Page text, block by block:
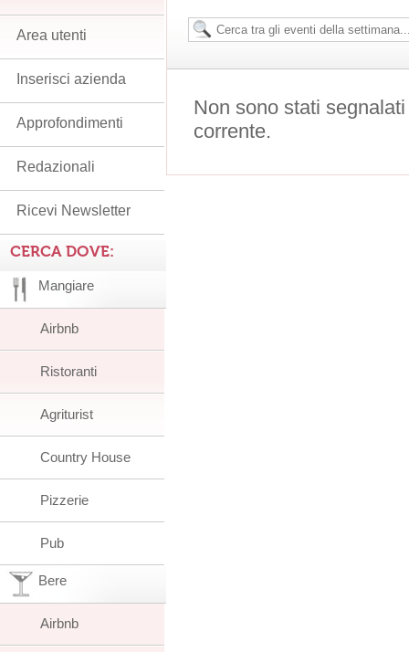
Non sono stati
corrente.
Area utenti
Inserisci azienda
Approfondimenti
Redazionali
Ricevi Newsletter
CERCA DOVE:
Mangiare
Airbnb
Ristoranti
Agriturist
Country House
Pizzerie
Pub
Bere
Airbnb